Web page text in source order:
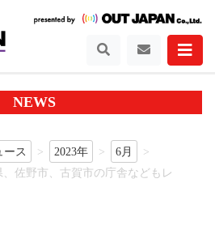
NEWS
ース 2023年
6月
、佐野市、古賀市の庁舎などもレ